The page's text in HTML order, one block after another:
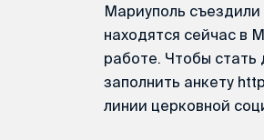
Мариуполь съездили
находятся сейчас в
работе. Чтобы
заполнить анкету
линии церковной